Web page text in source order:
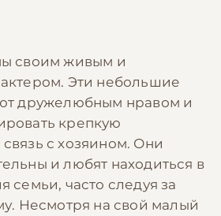
своим живым и
Эти небольшие
дружелюбным нравом и
крепкую
с хозяином. Они
и любят находиться в
семьи, часто следуя за
Несмотря на свой малый